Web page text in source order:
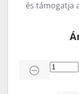
és támogatja